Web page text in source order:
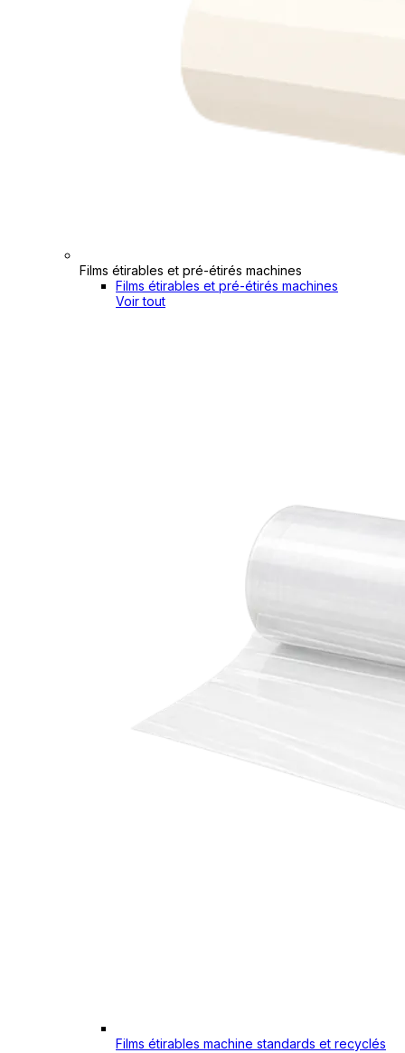
Films étirables et pré-étirés machines
Films étirables et pré-étirés machines
Voir tout
Films étirables machine standards et recyclés